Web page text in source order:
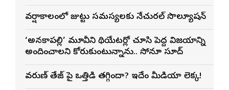
వర్షాకాలంలో జుట్టు సమస్యలకు నేచురల్ సొల్యూషన్
‘అనకాపల్లి’ మూవీని థియేటర్లో చూసి పెద్ద విజయాన్ని
అందించాలని కోరుకుంటున్నాను.. సోనూ సూద్
వరుణ్ తేజ్‌ పై ఒత్తిడి తగ్గిందా? ఇదేం మీడియా లెక్క!